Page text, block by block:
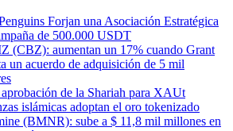
Forjan una Asociación Estratégica
de 500.000 USDT
(CBZ): aumentan un 17% cuando Grant
un acuerdo de adquisición de 5 mil
de la Shariah para XAUt
islámicas adoptan el oro tokenizado
(BMNR): sube a $ 11,8 mil millones en